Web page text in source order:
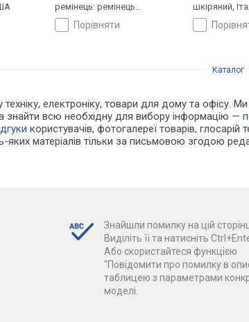
ремінець: ремінець
шкіряний, WR 50, Італія
порівняти
шкіряний,
Каталог
техніку, електроніку, товари для дому та офісу.
знайти всю необхідну для вибору інформацію —
користувачів, фотогалереї товарів, глосарій
яких матеріалів тільки за письмовою згодою
Знайшли помилку на цій
Виділіть її та натисніть
Або скористайтеся функцією
"Повідомити про помилку в
таблицею з параметрами
моделі.